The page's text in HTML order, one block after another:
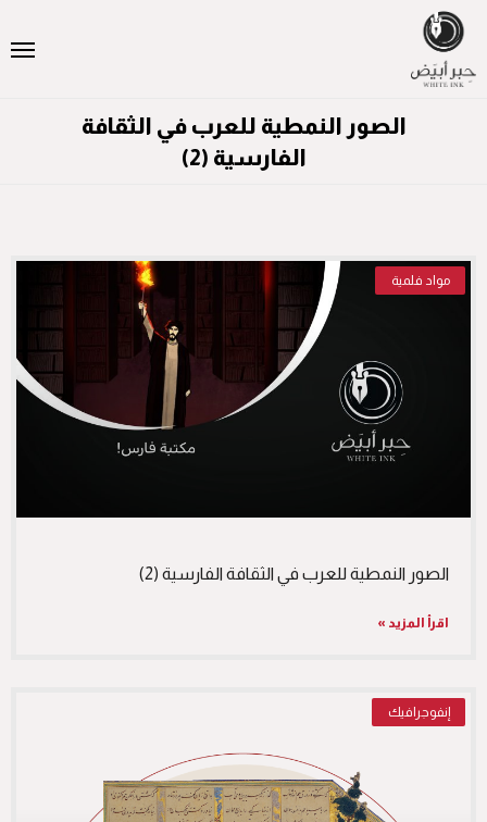
الصور النمطية للعرب في الثقافة
الفارسية (2)
مواد فلمية
الصور النمطية للعرب في الثقافة الفارسية (2)
اقرأ المزيد »
إنفوجرافيك